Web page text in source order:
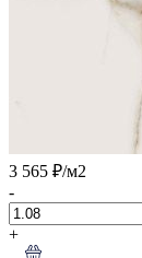
3 565 ₽/м2
-
+